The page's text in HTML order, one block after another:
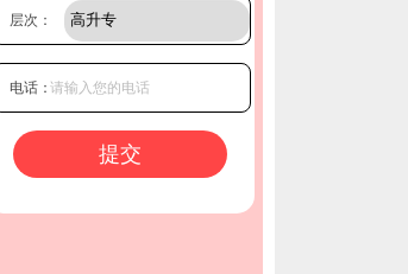
层次：
电话：